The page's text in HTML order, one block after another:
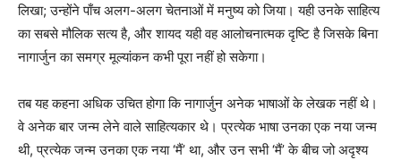
लिखा; उन्होंने पाँच अलग-अलग चेतनाओं में मनुष्य को जिया। यही उनके साहित्य
का सबसे मौलिक सत्य है, और शायद यही वह आलोचनात्मक दृष्टि है जिसके बिना
नागार्जुन का समग्र मूल्यांकन कभी पूरा नहीं हो सकेगा।
तब यह कहना अधिक उचित होगा कि नागार्जुन अनेक भाषाओं के लेखक नहीं थे।
वे अनेक बार जन्म लेने वाले साहित्यकार थे। प्रत्येक भाषा उनका एक नया जन्म
थी, प्रत्येक जन्म उनका एक नया ‘मैं’ था, और उन सभी ‘मैं’ के बीच जो अदृश्य